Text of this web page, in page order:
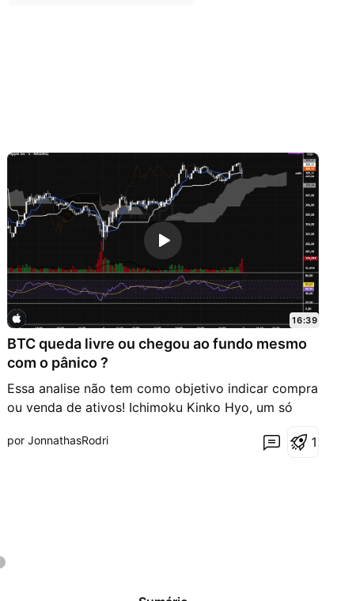
BTC queda livre ou chegou ao fundo mesmo
com o pânico ?
Essa analise não tem como objetivo indicar compra
ou venda de ativos! Ichimoku Kinko Hyo, um só
16:39
por JonnathasRodri 1